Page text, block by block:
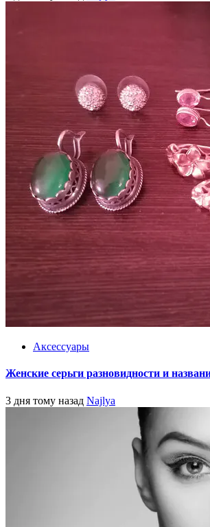
Аксессуары
Женские серьги разновидности и
3 дня тому назад Najlya